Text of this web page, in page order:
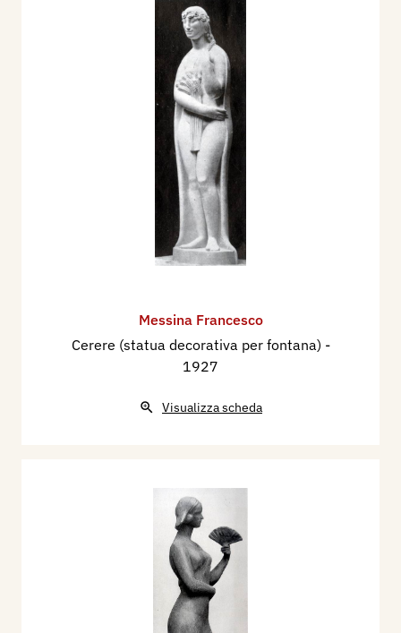
Messina Francesco
Cerere (statua decorativa per fontana) -
1927
Visualizza scheda